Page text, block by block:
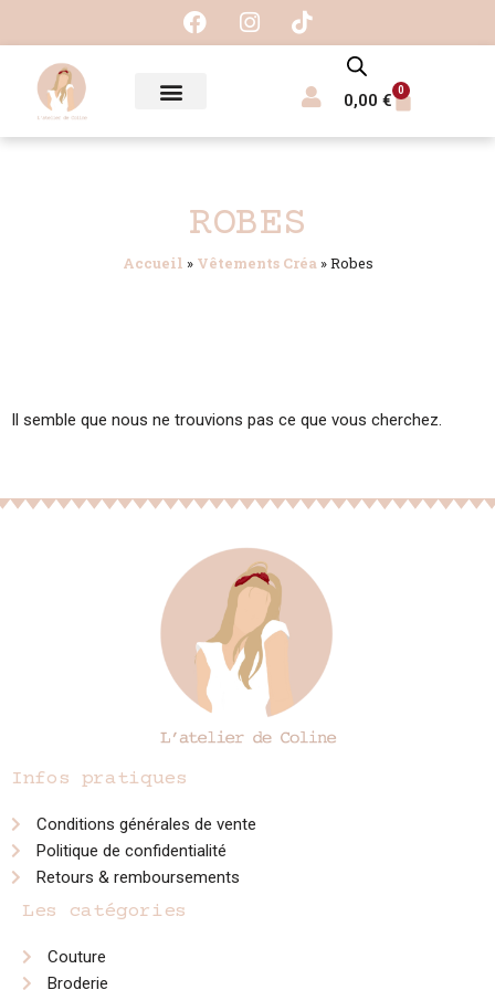
0,00 € 0
ROBES
Accueil » Vêtements Créa »Robes
Il semble que nous ne trouvions pas ce que vous cherchez.
Infos pratiques
Conditions générales de vente
Politique de confidentialité
Retours & remboursements
Les catégories
Couture
Broderie